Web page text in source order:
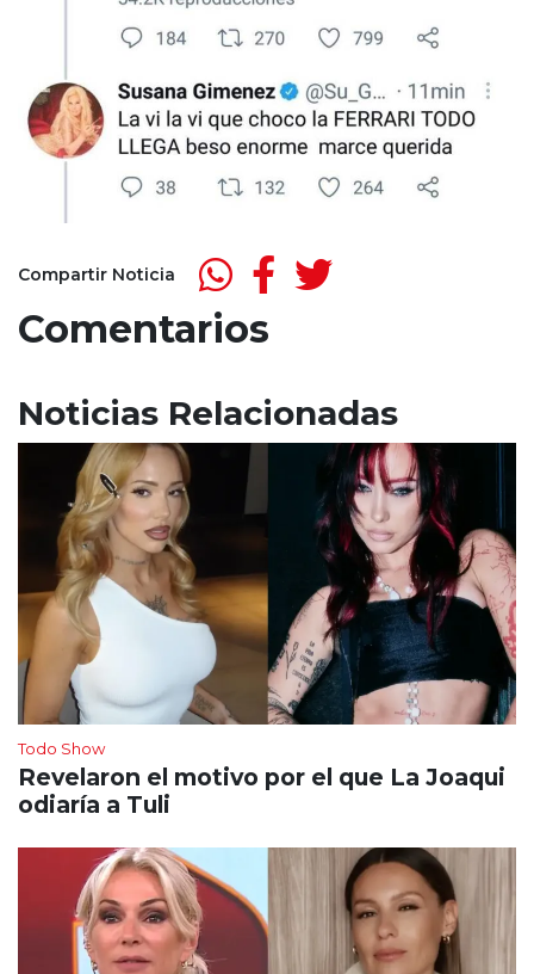
Compartir Noticia
Comentarios
Noticias Relacionadas
Todo Show
Revelaron el motivo por el que La Joaqui
odiaría a Tuli